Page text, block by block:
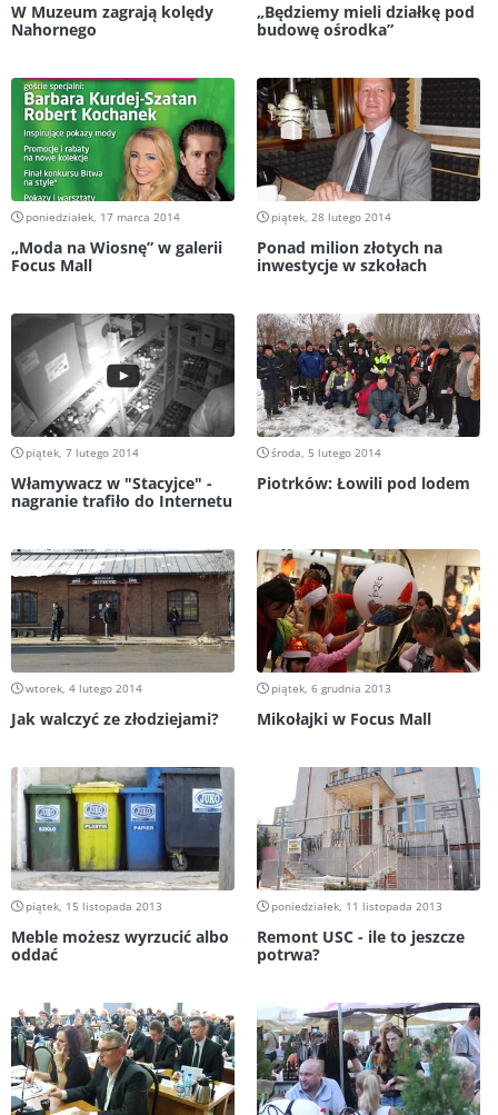
W Muzeum zagrają kolędy
Nahornego
„Będziemy mieli działkę pod
budowę ośrodka”
poniedziałek, 17 marca 2014
„Moda na Wiosnę” w galerii
Focus Mall
piątek, 28 lutego 2014
Ponad milion złotych na
inwestycje w szkołach
piątek, 7 lutego 2014
Włamywacz w "Stacyjce" -
nagranie trafiło do Internetu
środa, 5 lutego 2014
Piotrków: Łowili pod lodem
wtorek, 4 lutego 2014
Jak walczyć ze złodziejami?
piątek, 6 grudnia 2013
Mikołajki w Focus Mall
piątek, 15 listopada 2013
Meble możesz wyrzucić albo
oddać
poniedziałek, 11 listopada 2013
Remont USC - ile to jeszcze
potrwa?